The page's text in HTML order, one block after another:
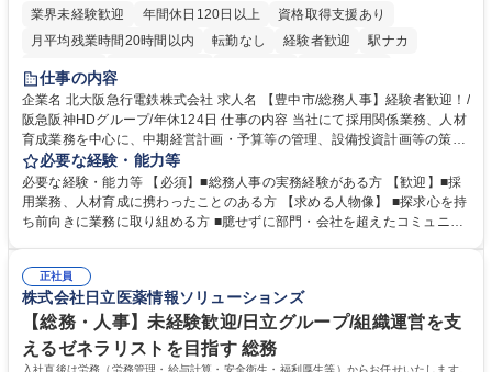
業界未経験歓迎
年間休日120日以上
資格取得支援あり
月平均残業時間20時間以内
転勤なし 経験者歓迎
駅ナカ
退職金あり
土日祝休み
服装自由 昼食補助あり 食事補助あり
仕事の内容
企業名 北大阪急行電鉄株式会社 求人名 【豊中市/総務人事】経験者歓迎！/
阪急阪神HDグループ/年休124日 仕事の内容 当社にて採用関係業務、人材
育成業務を中心に、中期経営計画・予算等の管理、設備投資計画等の策
定、さらに社内の重要会議の運営等、経営の根幹となる幅広い総務人事業
務全般を担当していただきます。 【主な業務内容】 ■採用関係業務および
人材育成(社員研修)業務の推進 ■中期経営計画および予算等の管理 ■設備
投資計画等の策定 ■社内の重要会議の運営 ■その他総務人事業務全般 【入
務人事】経験者歓迎！/阪急阪神HDグループ/年休124日
必要な経験・能力等
必要な経験・能力等 【必須】■総務人事の実務経験がある方 【歓迎】■採
用業務、人材育成に携わったことのある方 【求める人物像】 ■探求心を持
ち前向きに業務に取り組める方 ■臆せずに部門・会社を超えたコミュニケ
囲のメンバーと協調しつつ主体性を持って能動的に業務を推進できる方 学
歴・資格 学歴：大学院 大学 高専 短大 専修学校 高校 語学力： 資格：
正社員
株式会社日立医薬情報ソリューションズ
【総務・人事】未経験歓迎/日立グループ/組織運営を支
えるゼネラリストを目指す 総務
入社直後は労務（労務管理・給与計算・安全衛生・福利厚生等）からお任せいたします。